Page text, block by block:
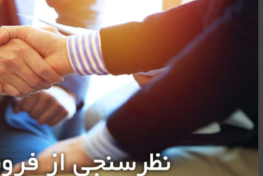
هدفون/هندزفری/ایربادز
ایربادز - Earbuds
هندزفری - Handsfree
کینگ استار - KingStar
انرجایزر - Energizer
مک دودو - Mcdodo
هویت - Havit
شل - Shell